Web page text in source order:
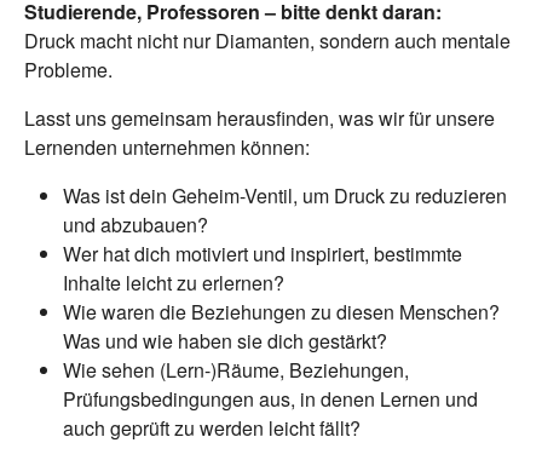
Studierende, Professoren – bitte denkt daran:
Druck macht nicht nur Diamanten, sondern auch mentale
Probleme.
Lasst uns gemeinsam herausfinden, was wir für unsere
Lernenden unternehmen können:
Was ist dein Geheim-Ventil, um Druck zu reduzieren
und abzubauen?
Wer hat dich motiviert und inspiriert, bestimmte
Inhalte leicht zu erlernen?
Wie waren die Beziehungen zu diesen Menschen?
Was und wie haben sie dich gestärkt?
Wie sehen (Lern-)Räume, Beziehungen,
Prüfungsbedingungen aus, in denen Lernen und
auch geprüft zu werden leicht fällt?